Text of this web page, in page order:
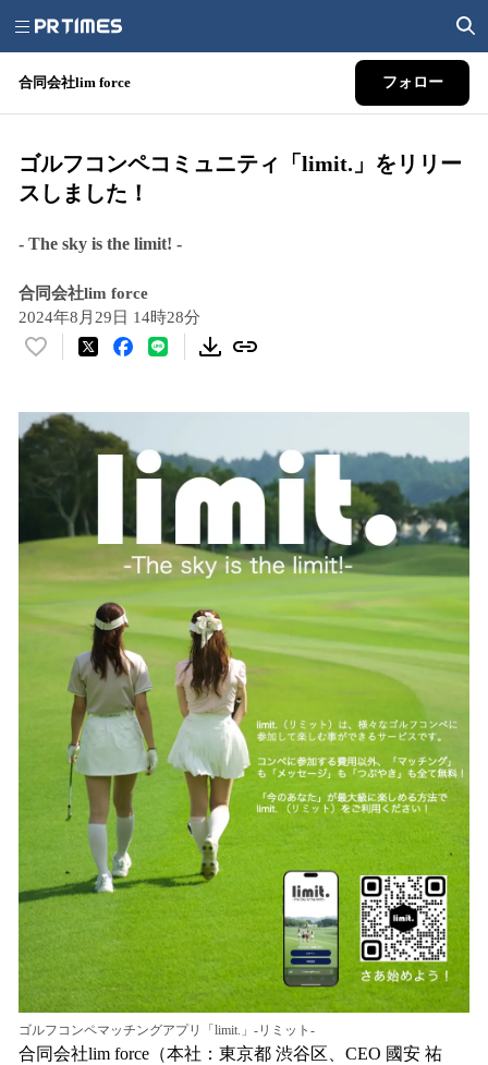
合同会社lim force フォロー
ゴルフコンペコミュニティ「limit.」をリリー
スしました！
- The sky is the limit! -
合同会社lim force
2024年8月29日 14時28分
い
！
数
込
で
ゴルフコンペマッチングアプリ「limit.」-リミット-
合同会社lim force（本社：東京都 渋谷区、CEO 國安 祐